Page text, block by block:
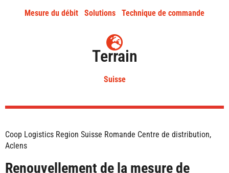
Mesure du débit Solutions Technique de commande
Terrain
Suisse
Coop Logistics Region Suisse Romande Centre de distribution,
Aclens
Renouvellement de la mesure de